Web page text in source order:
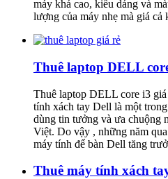
máy khá cao, kiểu dáng và
lượng của máy nhẹ mà giá cả
Thuê laptop DELL
Thuê laptop DELL core i3
tính xách tay Dell là một
dùng tin tưởng và ưa chuộng
Việt. Do vậy , những năm
máy tính để bàn Dell tăng
Thuê máy tính xách